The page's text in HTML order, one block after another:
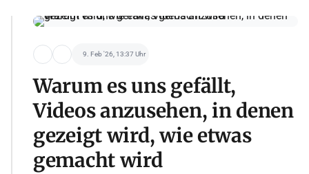
9. Feb '26, 13:37 Uhr
Warum es uns gefällt,
Videos anzusehen, in denen
gezeigt wird, wie etwas
gemacht wird